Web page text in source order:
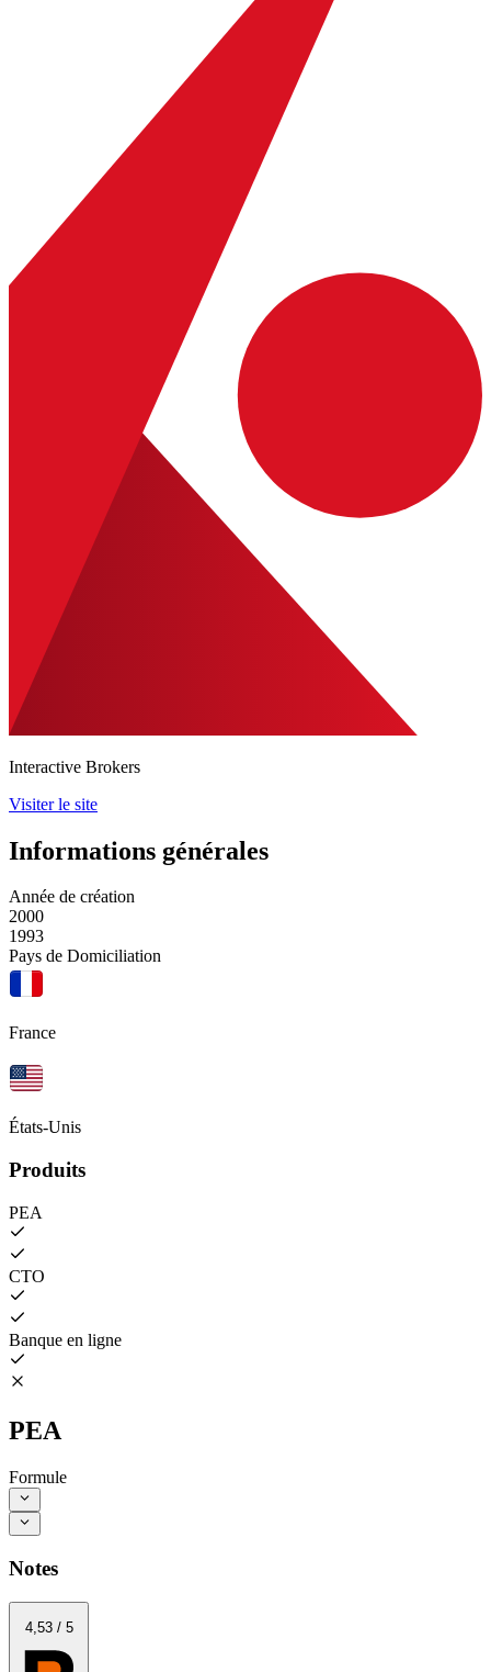
Interactive Brokers
Visiter le site
Informations générales
Année de création
2000
1993
Pays de Domiciliation
France
États-Unis
Produits
PEA
CTO
Banque en ligne
PEA
Formule
Notes
4,53/ 5